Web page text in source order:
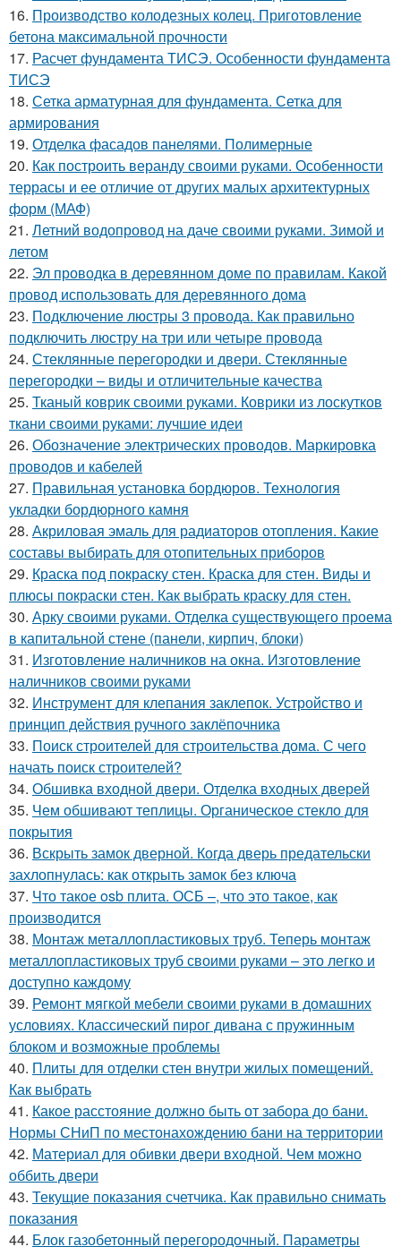
16. Производство колодезных колец. Приготовление
бетона максимальной прочности
17. Расчет фундамента ТИСЭ. Особенности фундамента
ТИСЭ
18. Сетка арматурная для фундамента. Сетка для
армирования
19. Отделка фасадов панелями. Полимерные
20. Как построить веранду своими руками. Особенности
террасы и ее отличие от других малых архитектурных
форм (МАФ)
21. Летний водопровод на даче своими руками. Зимой и
летом
22. Эл проводка в деревянном доме по правилам. Какой
провод использовать для деревянного дома
23. Подключение люстры 3 провода. Как правильно
подключить люстру на три или четыре провода
24. Стеклянные перегородки и двери. Стеклянные
перегородки – виды и отличительные качества
25. Тканый коврик своими руками. Коврики из лоскутков
ткани своими руками: лучшие идеи
26. Обозначение электрических проводов. Маркировка
проводов и кабелей
27. Правильная установка бордюров. Технология
укладки бордюрного камня
28. Акриловая эмаль для радиаторов отопления. Какие
составы выбирать для отопительных приборов
29. Краска под покраску стен. Краска для стен. Виды и
плюсы покраски стен. Как выбрать краску для стен.
30. Арку своими руками. Отделка существующего проема
в капитальной стене (панели, кирпич, блоки)
31. Изготовление наличников на окна. Изготовление
наличников своими руками
32. Инструмент для клепания заклепок. Устройство и
принцип действия ручного заклёпочника
33. Поиск строителей для строительства дома. С чего
начать поиск строителей?
34. Обшивка входной двери. Отделка входных дверей
35. Чем обшивают теплицы. Органическое стекло для
покрытия
36. Вскрыть замок дверной. Когда дверь предательски
захлопнулась: как открыть замок без ключа
37. Что такое osb плита. ОСБ –, что это такое, как
производится
38. Монтаж металлопластиковых труб. Теперь монтаж
металлопластиковых труб своими руками – это легко и
доступно каждому
39. Ремонт мягкой мебели своими руками в домашних
условиях. Классический пирог дивана с пружинным
блоком и возможные проблемы
40. Плиты для отделки стен внутри жилых помещений.
Как выбрать
41. Какое расстояние должно быть от забора до бани.
Нормы СНиП по местонахождению бани на территории
42. Материал для обивки двери входной. Чем можно
оббить двери
43. Текущие показания счетчика. Как правильно снимать
показания
44. Блок газобетонный перегородочный. Параметры